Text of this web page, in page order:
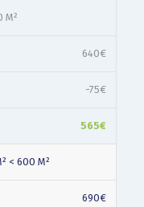
M²
640€
-75€
565€
< 600 M²
690€